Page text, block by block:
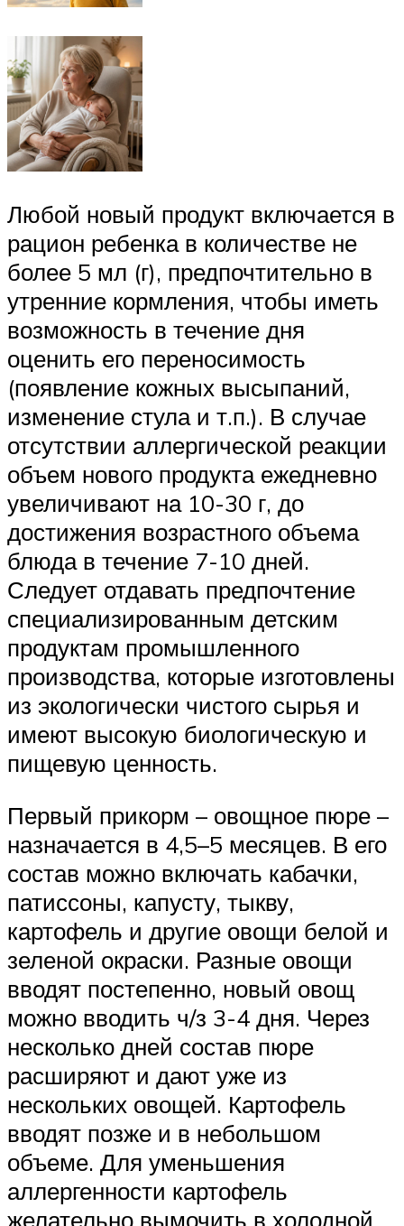
Любой новый продукт включается в
рацион ребенка в количестве не
более 5 мл (г), предпочтительно в
утренние кормления, чтобы иметь
возможность в течение дня
оценить его переносимость
(появление кожных высыпаний,
изменение стула и т.п.). В случае
отсутствии аллергической реакции
объем нового продукта ежедневно
увеличивают на 10-30 г, до
достижения возрастного объема
блюда в течение 7-10 дней.
Следует отдавать предпочтение
специализированным детским
продуктам промышленного
производства, которые изготовлены
из экологически чистого сырья и
имеют высокую биологическую и
пищевую ценность.
Первый прикорм – овощное пюре –
назначается в 4,5–5 месяцев. В его
состав можно включать кабачки,
патиссоны, капусту, тыкву,
картофель и другие овощи белой и
зеленой окраски. Разные овощи
вводят постепенно, новый овощ
можно вводить ч/з 3-4 дня. Через
несколько дней состав пюре
расширяют и дают уже из
нескольких овощей. Картофель
вводят позже и в небольшом
объеме. Для уменьшения
аллергенности картофель
желательно вымочить в холодной